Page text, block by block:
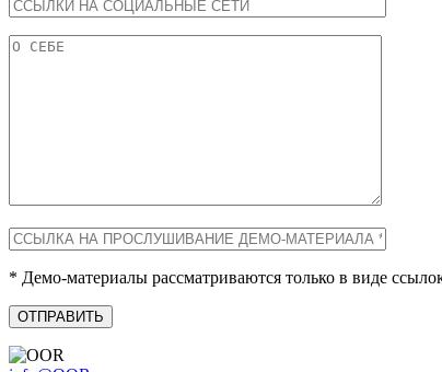
* Демо-материалы рассматриваются только в виде